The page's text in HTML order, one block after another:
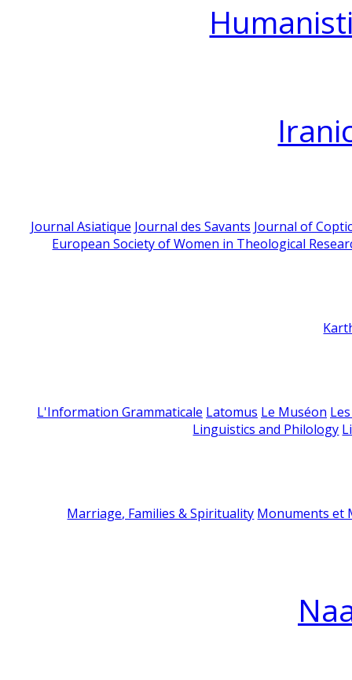
Journal Asiatique Journal des Savants Journal of
European Society of Women in Theological
L'Information Grammaticale Latomus Le Muséon
Linguistics and Philology
Marriage, Families & Spirituality Monuments et